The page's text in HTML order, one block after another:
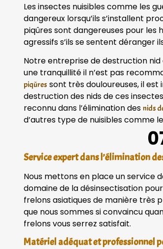
Les insectes nuisibles comme les
dangereux lorsqu’ils s’installent
piqûres sont dangereuses pour les
agressifs s’ils se sentent déranger
Notre entreprise de destruction
une tranquillité il n’est pas
piqûres sont très douloureuses, il
destruction des nids de ces
reconnu dans l’élimination des nids
d’autres type de nuisibles comme
Service expert dans l’élimination
Nous mettons en place un service
domaine de la désinsectisation
frelons asiatiques de manière très
que nous sommes si convaincu
frelons vous serrez satisfait.
Matériel adéquat et professionnel